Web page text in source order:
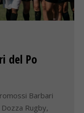
del Po
Barbari
Rugby,